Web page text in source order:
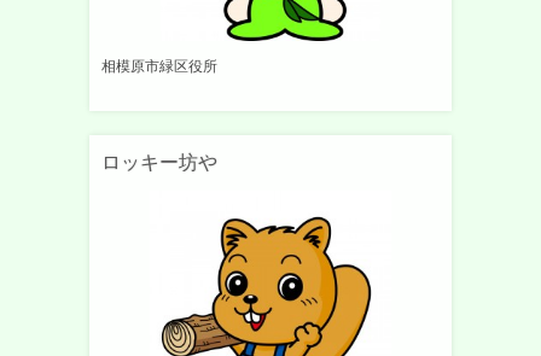
相模原市緑区役所
ロッキー坊や